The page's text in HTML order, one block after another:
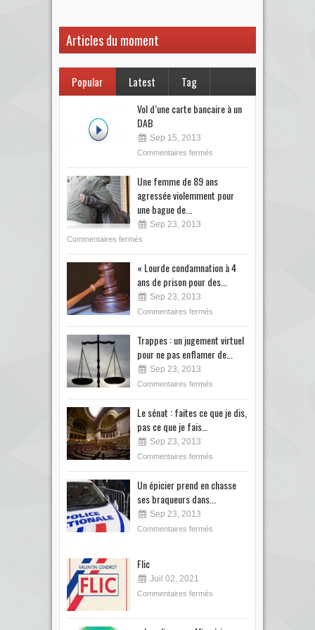
Articles du moment
Popular Latest Tag
Vol d’une carte bancaire à un
DAB
Sep 15, 2013
Commentaires fermés
Une femme de 89 ans
agressée violemment pour
une bague de...
Sep 23, 2013
Commentaires fermés
« Lourde condamnation à 4
ans de prison pour des...
Sep 23, 2013
Commentaires fermés
Trappes : un jugement virtuel
pour ne pas enflamer de...
Sep 23, 2013
Commentaires fermés
Le sénat : faites ce que je dis,
pas ce que je fais…
Sep 23, 2013
Commentaires fermés
Un épicier prend en chasse
ses braqueurs dans...
Sep 23, 2013
Commentaires fermés
Flic
Juil 02, 2021
Commentaires fermés